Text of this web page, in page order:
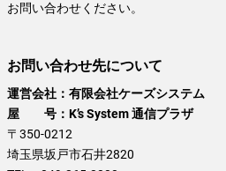
お問い合わせください。
お問い合わせ先について
運営会社：有限会社ケーズシステム
屋 号：K’s System 通信プラザ
〒350-0212
埼玉県坂戸市石井2820